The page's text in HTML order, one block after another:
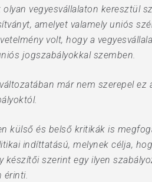
vegyesvállalaton keresztül
amelyet valamely uniós
volt, hogy a
jogszabályokkal szemben.
már nem szerepel
külső és belső kritikák is
indíttatású, melynek célja,
készítői szerint egy ilyen
érinti.